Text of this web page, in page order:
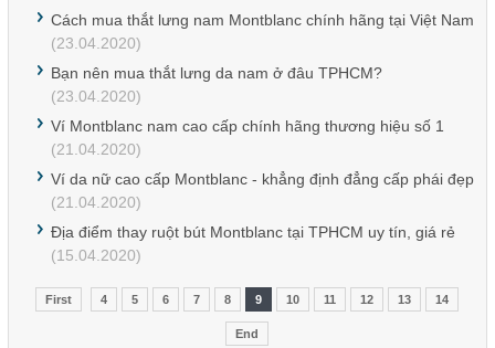
Cách mua thắt lưng nam Montblanc chính hãng tại Việt Nam
(23.04.2020)
Bạn nên mua thắt lưng da nam ở đâu TPHCM?
(23.04.2020)
Ví Montblanc nam cao cấp chính hãng thương hiệu số 1
(21.04.2020)
Ví da nữ cao cấp Montblanc - khẳng định đẳng cấp phái đẹp
(21.04.2020)
Địa điểm thay ruột bút Montblanc tại TPHCM uy tín, giá rẻ
(15.04.2020)
First 4 5 6 7 8 9 10 11 12 13 14
End